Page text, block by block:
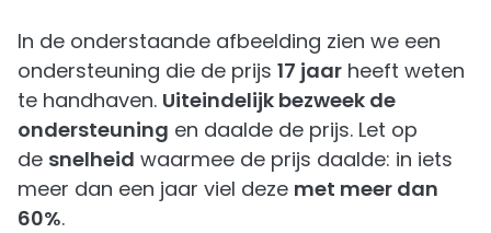
In de onderstaande afbeelding zien we een
ondersteuning die de prijs 17 jaar heeft weten
te handhaven. Uiteindelijk bezweek de
ondersteuning en daalde de prijs. Let op
de snelheid waarmee de prijs daalde: in iets
meer dan een jaar viel deze met meer dan
60%.